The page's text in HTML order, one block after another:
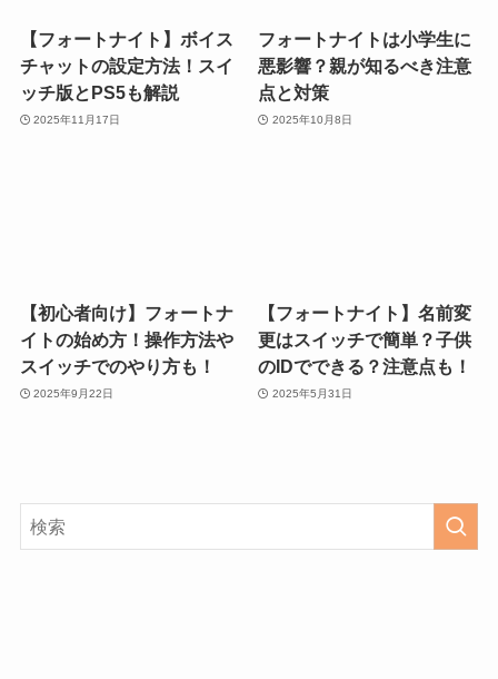
【フォートナイト】ボイス
チャットの設定方法！スイ
ッチ版とPS5も解説
2025年11月17日
フォートナイトは小学生に
悪影響？親が知るべき注意
点と対策
2025年10月8日
【初心者向け】フォートナ
イトの始め方！操作方法や
スイッチでのやり方も！
2025年9月22日
【フォートナイト】名前変
更はスイッチで簡単？子供
のIDでできる？注意点も！
2025年5月31日